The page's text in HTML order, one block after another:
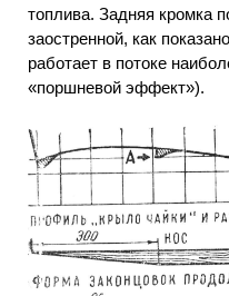
топлива. Задняя кромка
заостренной, как
работает в потоке
«поршневой эффект»).